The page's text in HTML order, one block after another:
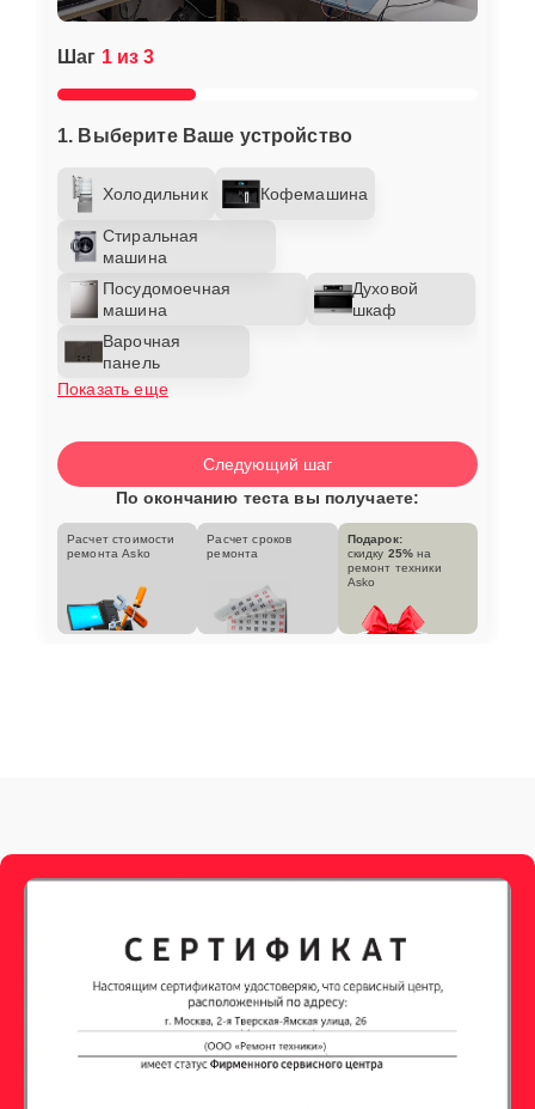
Шаг 1 из 3
1. Выберите Ваше устройство
Холодильник Кофемашина
Стиральная
машина
Посудомоечная
машина
Духовой
шкаф
Варочная
панель
Показать еще
Следующий шаг
По окончанию теста вы получаете:
Расчет стоимости
ремонта Asko
Расчет сроков
ремонта
Подарок:
скидку 25% на
ремонт техники
Asko